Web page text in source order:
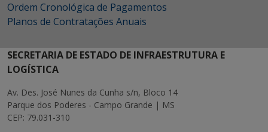
Ordem Cronológica de Pagamentos
Planos de Contratações Anuais
SECRETARIA DE ESTADO DE INFRAESTRUTURA E
LOGÍSTICA
Av. Des. José Nunes da Cunha s/n, Bloco 14
Parque dos Poderes - Campo Grande | MS
CEP: 79.031-310